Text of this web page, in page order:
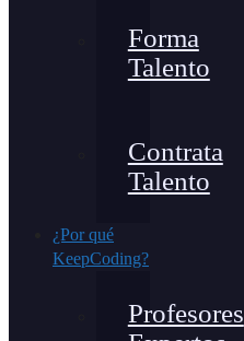
Forma
Talento
Contrata
Talento
¿Por qué
KeepCoding?
Profesores